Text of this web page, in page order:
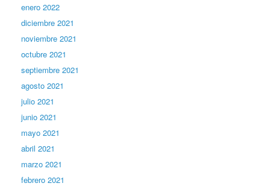
enero 2022
diciembre 2021
noviembre 2021
octubre 2021
septiembre 2021
agosto 2021
julio 2021
junio 2021
mayo 2021
abril 2021
marzo 2021
febrero 2021